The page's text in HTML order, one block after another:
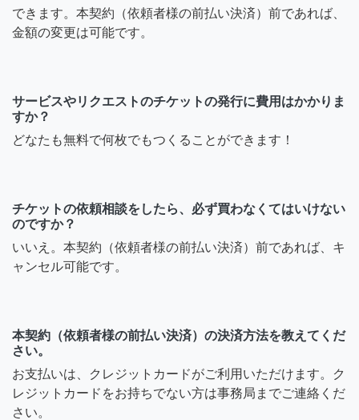
できます。本契約（依頼者様の前払い決済）前であれば、
金額の変更は可能です。
サービスやリクエストのチケットの発行に費用はかかりま
すか？
どなたも無料で何枚でもつくることができます！
チケットの依頼相談をしたら、必ず買わなくてはいけない
のですか？
いいえ。本契約（依頼者様の前払い決済）前であれば、キ
ャンセル可能です。
本契約（依頼者様の前払い決済）の決済方法を教えてくだ
さい。
お支払いは、クレジットカードがご利用いただけます。ク
レジットカードをお持ちでない方は事務局までご連絡くだ
さい。